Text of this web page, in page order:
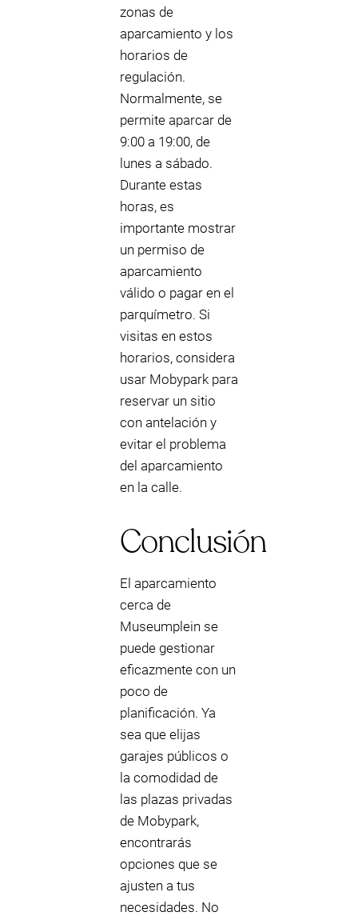
zonas de
aparcamiento y los
horarios de
regulación.
Normalmente, se
permite aparcar de
9:00 a 19:00, de
lunes a sábado.
Durante estas
horas, es
importante mostrar
un permiso de
aparcamiento
válido o pagar en el
parquímetro. Si
visitas en estos
horarios, considera
usar Mobypark para
reservar un sitio
con antelación y
evitar el problema
del aparcamiento
en la calle.
Conclusión
El aparcamiento
cerca de
Museumplein se
puede gestionar
eficazmente con un
poco de
planificación. Ya
sea que elijas
garajes públicos o
la comodidad de
las plazas privadas
de Mobypark,
encontrarás
opciones que se
ajusten a tus
necesidades. No